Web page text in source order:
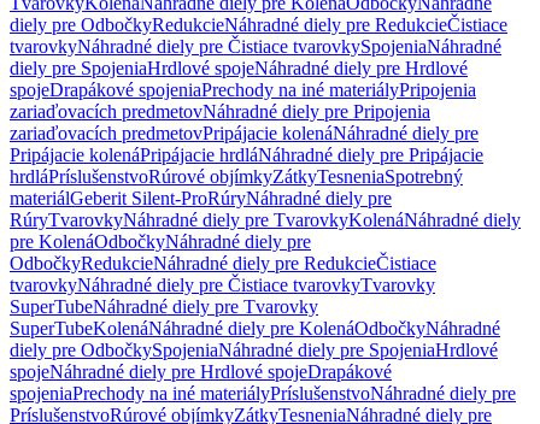
diely pre OdbočkyRedukcieNáhradné diely pre RedukcieČistiace
tvarovkyNáhradné diely pre Čistiace tvarovkySpojeniaNáhradné
diely pre SpojeniaHrdlové spojeNáhradné diely pre Hrdlové
spojeDrapákové spojeniaPrechody na iné materiályPripojenia
zariaďovacích predmetovNáhradné diely pre Pripojenia
zariaďovacích predmetovPripájacie kolenáNáhradné diely pre
Pripájacie kolenáPripájacie hrdláNáhradné diely pre Pripájacie
hrdláPríslušenstvoRúrové objímkyZátkyTesneniaSpotrebný
materiálGeberit Silent-ProRúryNáhradné diely pre
RúryTvarovkyNáhradné diely pre TvarovkyKolenáNáhradné diely
pre KolenáOdbočkyNáhradné diely pre
OdbočkyRedukcieNáhradné diely pre RedukcieČistiace
tvarovkyNáhradné diely pre Čistiace tvarovkyTvarovky
SuperTubeNáhradné diely pre Tvarovky
SuperTubeKolenáNáhradné diely pre KolenáOdbočkyNáhradné
diely pre OdbočkySpojeniaNáhradné diely pre SpojeniaHrdlové
spojeNáhradné diely pre Hrdlové spojeDrapákové
spojeniaPrechody na iné materiályPríslušenstvoNáhradné diely pre
PríslušenstvoRúrové objímkyZátkyTesneniaNáhradné diely pre